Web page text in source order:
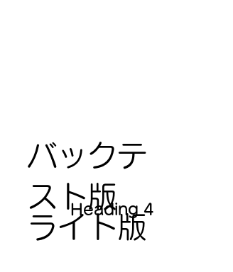
バックテ
スト版
Heading 4
ライト版